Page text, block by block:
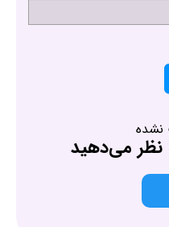
نشده
نظر می‌دهید